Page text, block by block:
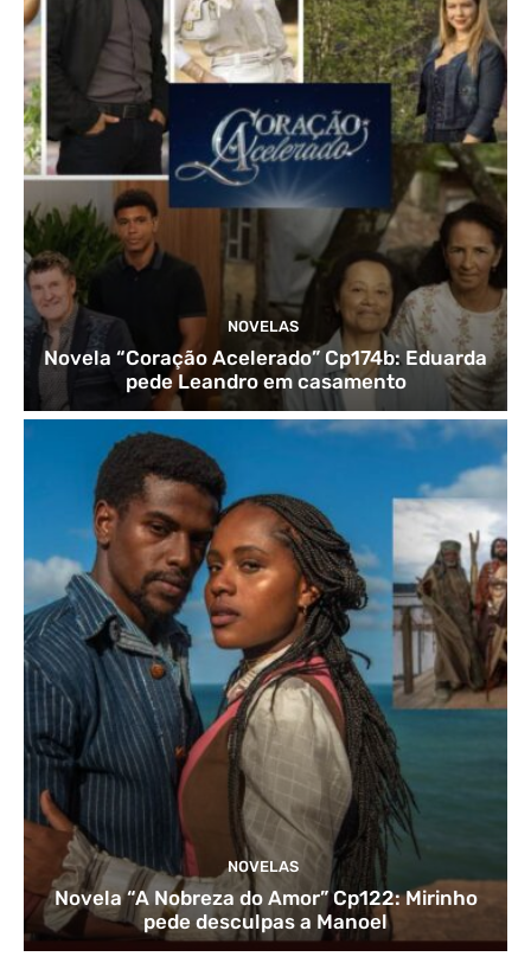
NOVELAS
Novela “Coração Acelerado” Cp174b: Eduarda
pede Leandro em casamento
NOVELAS
Novela “A Nobreza do Amor” Cp122: Mirinho
pede desculpas a Manoel